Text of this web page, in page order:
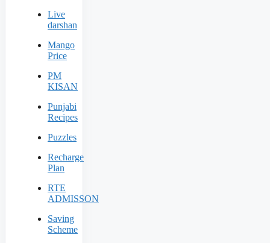
Live
darshan
Mango
Price
PM
KISAN
Punjabi
Recipes
Puzzles
Recharge
Plan
RTE
ADMISSON
Saving
Scheme